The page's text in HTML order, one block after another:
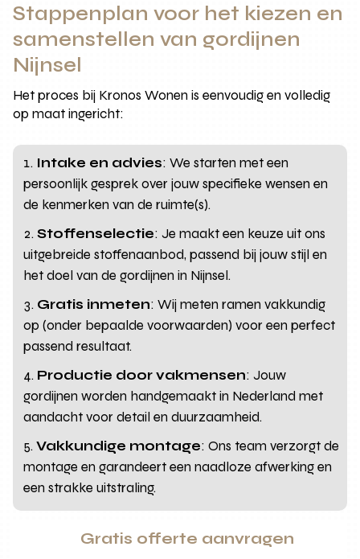
Stappenplan voor het kiezen en
samenstellen van gordijnen
Nijnsel
Het proces bij Kronos Wonen is eenvoudig en volledig
op maat ingericht:
Intake en advies: We starten met een
persoonlijk gesprek over jouw specifieke wensen en
de kenmerken van de ruimte(s).
Stoffenselectie: Je maakt een keuze uit ons
uitgebreide stoffenaanbod, passend bij jouw stijl en
het doel van de gordijnen in Nijnsel.
Gratis inmeten: Wij meten ramen vakkundig
op (onder bepaalde voorwaarden) voor een perfect
passend resultaat.
Productie door vakmensen: Jouw
gordijnen worden handgemaakt in Nederland met
aandacht voor detail en duurzaamheid.
Vakkundige montage: Ons team verzorgt de
montage en garandeert een naadloze afwerking en
een strakke uitstraling.
Gratis offerte aanvragen